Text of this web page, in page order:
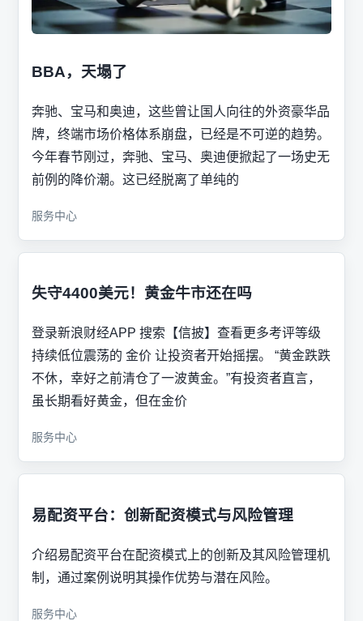
BBA，天塌了
奔驰、宝马和奥迪，这些曾让国人向往的外资豪华品
牌，终端市场价格体系崩盘，已经是不可逆的趋势。
今年春节刚过，奔驰、宝马、奥迪便掀起了一场史无
前例的降价潮。这已经脱离了单纯的
服务中心
失守4400美元！黄金牛市还在吗
登录新浪财经APP 搜索【信披】查看更多考评等级
持续低位震荡的 金价 让投资者开始摇摆。 “黄金跌跌
不休，幸好之前清仓了一波黄金。”有投资者直言，
虽长期看好黄金，但在金价
服务中心
易配资平台：创新配资模式与风险管理
介绍易配资平台在配资模式上的创新及其风险管理机
制，通过案例说明其操作优势与潜在风险。
服务中心